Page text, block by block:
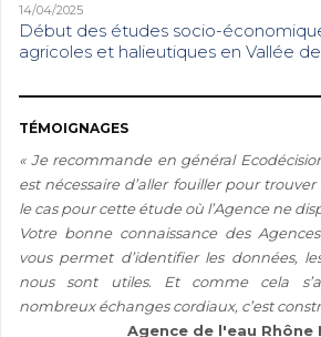
14/04/2025
Début des études socio-
agricoles et halieutiques en Vallée
TÉMOIGNAGES
« Je recommande en général
est nécessaire d’aller fouiller pour
le cas pour cette étude où l’Agence ne
Votre bonne connaissance des
vous permet d’identifier les données,
nous sont utiles. Et comme cela
nombreux échanges cordiaux, c’est
Agence de l'eau Rhône